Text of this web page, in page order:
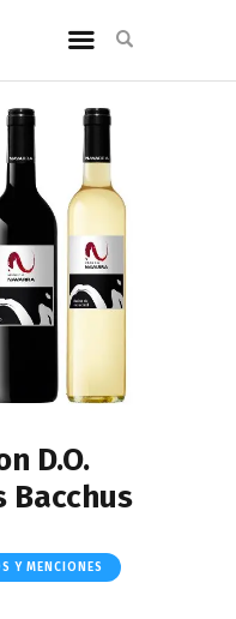
D.O.
Bacchus
Y MENCIONES